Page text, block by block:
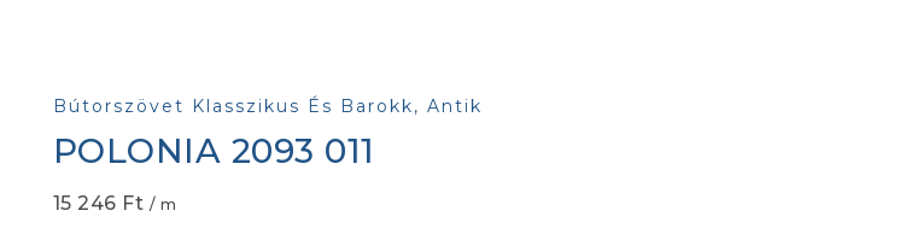
Bútorszövet Klasszikus És Barokk, Antik
POLONIA 2093 011
15 246 Ft / m